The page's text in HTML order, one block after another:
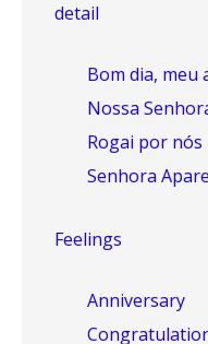
detail
Bom dia, meu
Nossa
Rogai por nós
Senhora
Feelings
Anniversary